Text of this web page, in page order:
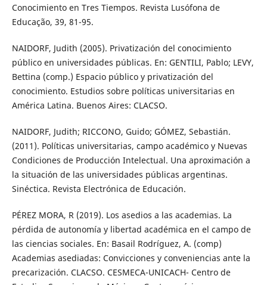
Conocimiento en Tres Tiempos. Revista Lusófona de
Educação, 39, 81-95.
NAIDORF, Judith (2005). Privatización del conocimiento
público en universidades públicas. En: GENTILI, Pablo; LEVY,
Bettina (comp.) Espacio público y privatización del
conocimiento. Estudios sobre políticas universitarias en
América Latina. Buenos Aires: CLACSO.
NAIDORF, Judith; RICCONO, Guido; GÓMEZ, Sebastián.
(2011). Políticas universitarias, campo académico y Nuevas
Condiciones de Producción Intelectual. Una aproximación a
la situación de las universidades públicas argentinas.
Sinéctica. Revista Electrónica de Educación.
PÉREZ MORA, R (2019). Los asedios a las academias. La
pérdida de autonomía y libertad académica en el campo de
las ciencias sociales. En: Basail Rodríguez, A. (comp)
Academias asediadas: Convicciones y conveniencias ante la
precarización. CLACSO. CESMECA-UNICACH- Centro de